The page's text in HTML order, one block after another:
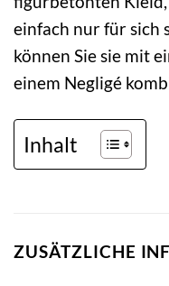
einfach nur für sich
können Sie sie mit
einem Negligé
Inhalt
ZUSÄTZLICHE